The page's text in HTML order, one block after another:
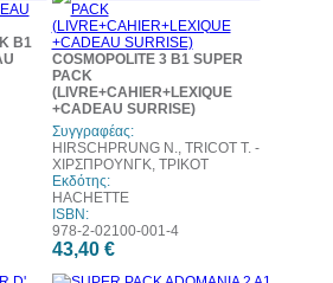
B1
COSMOPOLITE 3 B1 SUPER
PACK
(LIVRE+CAHIER+LEXIQUE
+CADEAU SURRISE)
Συγγραφέας:
HIRSCHPRUNG N., TRICOT T. -
ΧΙΡΣΠΡΟΥΝΓΚ, ΤΡΙΚΟΤ
Εκδότης:
HACHETTE
ISBN:
978-2-02100-001-4
43,40 €